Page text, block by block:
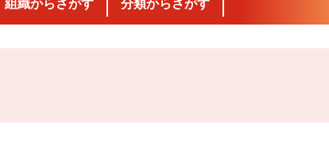
組織からさがす 分類からさがす